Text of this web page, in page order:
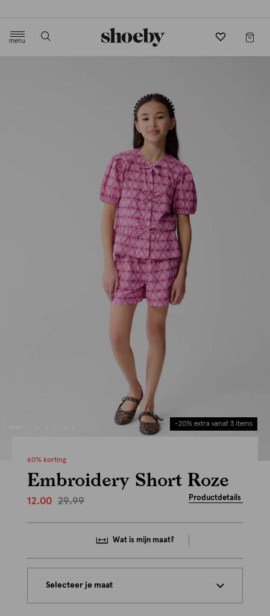
menu
-20% extra vanaf 3 items
60% korting
Embroidery Short Roze
12.00 29.99 Productdetails
Wat is mijn maat?
Selecteer je maat